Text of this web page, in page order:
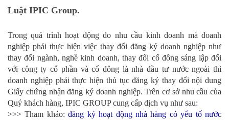
Luật IPIC Group.
Trong quá trình hoạt động do nhu cầu kinh doanh mà doanh
nghiệp phải thực hiện việc thay đổi đăng ký doanh nghiệp như
thay đổi ngành, nghề kinh doanh, thay đổi cổ đông sáng lập đối
với công ty cổ phần và cổ đông là nhà đầu tư nước ngoài thì
doanh nghiệp phải thực hiện thủ tục đăng ký thay đổi nội dung
Giấy chứng nhận đăng ký doanh nghiệp. Trên cơ sở nhu cầu của
Quý khách hàng, IPIC GROUP cung cấp dịch vụ như sau:
>>> Tham khảo:đăng ký hoạt động nhà hàng có yếu tố nước